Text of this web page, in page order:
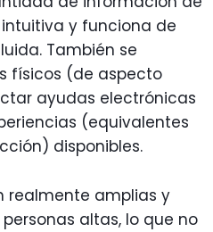
y funciona de
También se
físicos (de aspecto
ayudas electrónicas
(equivalentes
disponibles.
realmente amplias y
altas, lo que no